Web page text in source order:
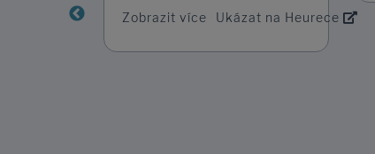
jsem obdržela do dvou dnů.
Zobrazit více Ukázat na Heurece